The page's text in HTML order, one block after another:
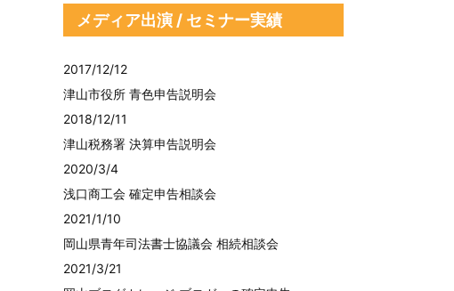
メディア出演 / セミナー実績
2017/12/12
津山市役所 青色申告説明会
2018/12/11
津山税務署 決算申告説明会
2020/3/4
浅口商工会 確定申告相談会
2021/1/10
岡山県青年司法書士協議会 相続相談会
2021/3/21